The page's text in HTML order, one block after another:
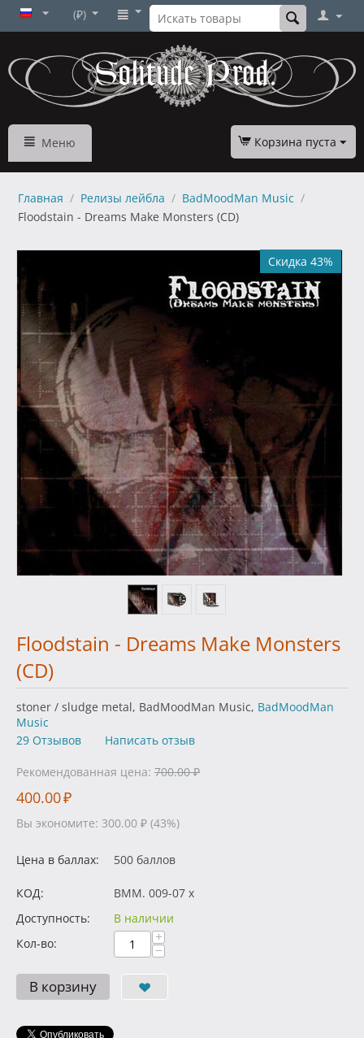
(₽)
Меню Корзина пуста
Главная / Релизы лейбла / BadMoodMan Music /
Floodstain - Dreams Make Monsters (CD)
Скидка 43%
Floodstain - Dreams Make Monsters
(CD)
stoner / sludge metal, BadMoodMan Music, BadMoodMan
Music
29 Отзывов
Написать отзыв
Рекомендованная цена: 700.00 ₽
400.00₽
Вы экономите: 300.00 ₽ (43%)
Цена в баллах: 500 баллов
КОД:
BMM. 009-07 x
Доступность:
В наличии
Кол-во:
+
−
В корзину